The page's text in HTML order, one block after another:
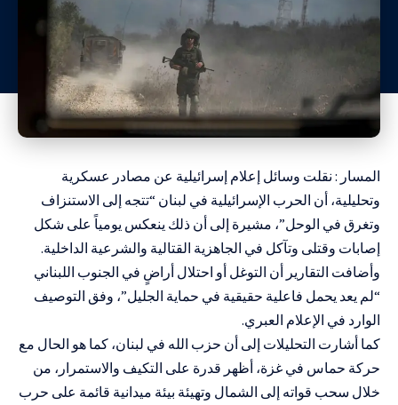
المسار : نقلت وسائل إعلام إسرائيلية عن مصادر عسكرية
وتحليلية، أن الحرب الإسرائيلية في لبنان “تتجه إلى الاستنزاف
وتغرق في الوحل”، مشيرة إلى أن ذلك ينعكس يومياً على شكل
إصابات وقتلى وتآكل في الجاهزية القتالية والشرعية الداخلية.
وأضافت التقارير أن التوغل أو احتلال أراضٍ في الجنوب اللبناني
“لم يعد يحمل فاعلية حقيقية في حماية الجليل”، وفق التوصيف
الوارد في الإعلام العبري.
كما أشارت التحليلات إلى أن حزب الله في لبنان، كما هو الحال مع
حركة حماس في غزة، أظهر قدرة على التكيف والاستمرار، من
خلال سحب قواته إلى الشمال وتهيئة بيئة ميدانية قائمة على حرب